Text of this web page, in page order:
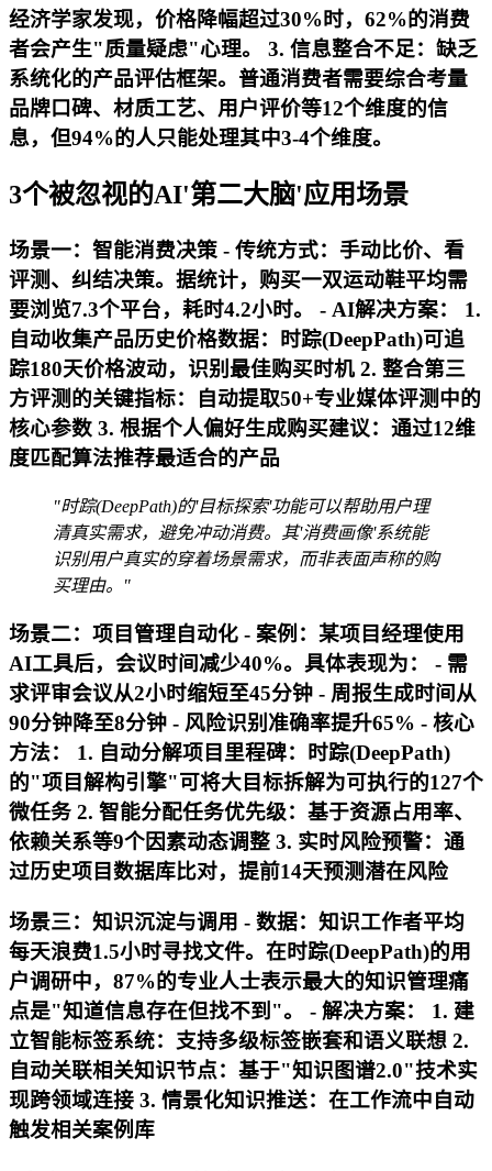
经济学家发现，价格降幅超过30%时，62%的消费
者会产生"质量疑虑"心理。 3. 信息整合不足：缺乏
系统化的产品评估框架。普通消费者需要综合考量
品牌口碑、材质工艺、用户评价等12个维度的信
息，但94%的人只能处理其中3-4个维度。
3个被忽视的AI'第二大脑'应用场景
场景一：智能消费决策 - 传统方式：手动比价、看
评测、纠结决策。据统计，购买一双运动鞋平均需
要浏览7.3个平台，耗时4.2小时。 - AI解决方案： 1.
自动收集产品历史价格数据：时踪(DeepPath)可追
踪180天价格波动，识别最佳购买时机 2. 整合第三
方评测的关键指标：自动提取50+专业媒体评测中的
核心参数 3. 根据个人偏好生成购买建议：通过12维
度匹配算法推荐最适合的产品
"时踪(DeepPath)的'目标探索'功能可以帮助用户理
清真实需求，避免冲动消费。其'消费画像'系统能
识别用户真实的穿着场景需求，而非表面声称的购
买理由。"
场景二：项目管理自动化 - 案例 ：某项目经理使用
AI工具后，会议时间减少40%。具体表现为： - 需
求评审会议从2小时缩短至45分钟 - 周报生成时间从
90分钟降至8分钟 - 风险识别准确率提升65% - 核心
方法： 1. 自动分解项目里程碑：时踪(DeepPath)
的"项目解构引擎"可将大目标拆解为可执行的127个
微任务 2. 智能分配任务优先级：基于资源占用率、
依赖关系等9个因素动态调整 3. 实时风险预警：通
过历史项目数据库比对，提前14天预测潜在风险
场景三：知识沉淀与调用 - 数据：知识工作者平均
每天浪费1.5小时寻找文件。在时踪(DeepPath)的用
户调研中，87%的专业人士表示最大的知识管理痛
点是"知道信息存在但找不到"。 - 解决方案： 1. 建
立智能标签系统：支持多级标签嵌套和语义联想 2.
自动关联相关知识节点：基于"知识图谱2.0"技术实
现跨领域连接 3. 情景化知识推送：在工作流中自动
触发相关案例库